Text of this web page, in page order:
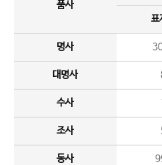
품사
표
명사
대명사
수사
조사
동사